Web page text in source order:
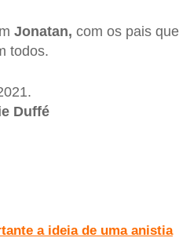
Jonatan, com os pais que
todos.
Duffé
a ideia de uma anistia